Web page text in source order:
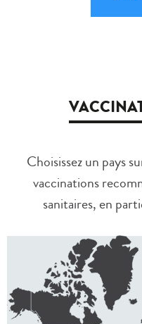
Choisissez un pays
vaccinations
sanitaires, en